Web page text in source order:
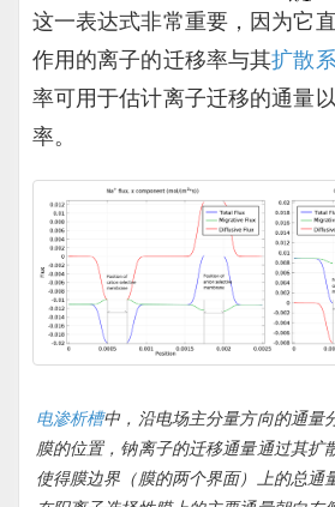
这一表达式非常重要，因为它
作用的离子的迁移率与其扩散
率可用于估计离子迁移的通量
率。
电渗析槽中，沿电场主分量方向的通量
膜的位置，钠离子的迁移通量通过其扩
使得膜边界（膜的两个界面）上的总通